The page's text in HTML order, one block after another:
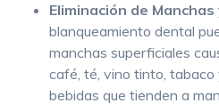
Eliminación de
blanqueamiento dental
manchas superficiales
café, té, vino tinto,
bebidas que tienden a